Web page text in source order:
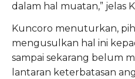
dalam hal muatan,” jelas
Kuncoro menuturkan,
mengusulkan hal ini
sampai sekarang belum
lantaran keterbatasan